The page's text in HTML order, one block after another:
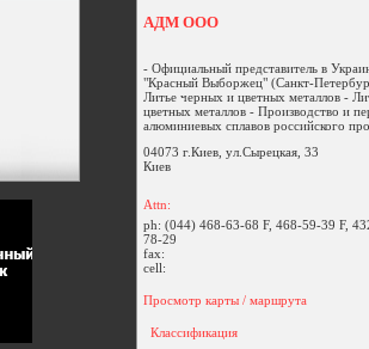
АДМ ООО
- Официальный представитель в
"Красный Выборжец" (Санкт-
Литье черных и цветных металлов -
цветных металлов - Производство и
алюминиевых сплавов российского
04073 г.Киев, ул.Сырецкая, 33
Киев
Attn:
ph: (044) 468-63-68 F, 468-59-39 F,
78-29
fax:
cell:
Просмотр карты / маршрута
Классификация